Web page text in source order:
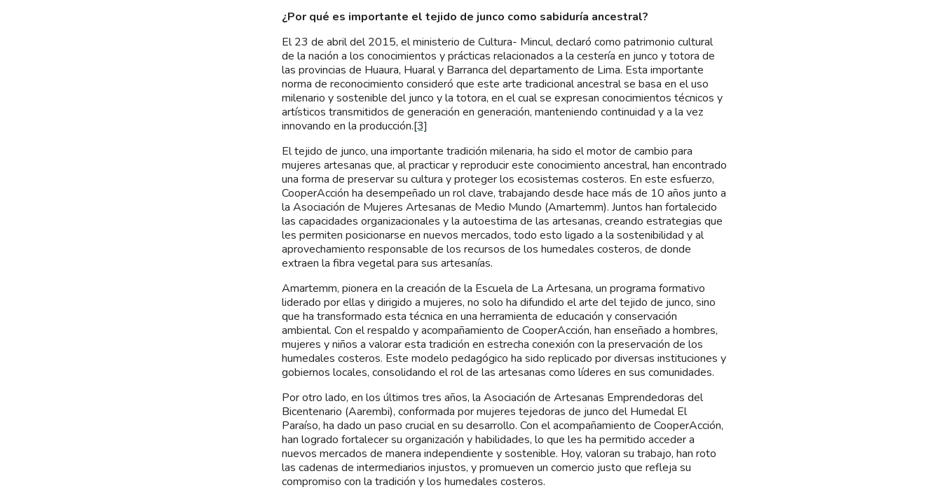
¿Por qué es importante el tejido de junco como sabiduría ancestral?
El 23 de abril del 2015, el ministerio de Cultura- Mincul, declaró como patrimonio cultural
de la nación a los conocimientos y prácticas relacionados a la cestería en junco y totora de
las provincias de Huaura, Huaral y Barranca del departamento de Lima. Esta importante
norma de reconocimiento consideró que este arte tradicional ancestral se basa en el uso
milenario y sostenible del junco y la totora, en el cual se expresan conocimientos técnicos y
artísticos transmitidos de generación en generación, manteniendo continuidad y a la vez
innovando en la producción.[3]
El tejido de junco, una importante tradición milenaria, ha sido el motor de cambio para
mujeres artesanas que, al practicar y reproducir este conocimiento ancestral, han encontrado
una forma de preservar su cultura y proteger los ecosistemas costeros. En este esfuerzo,
CooperAcción ha desempeñado un rol clave, trabajando desde hace más de 10 años junto a
la Asociación de Mujeres Artesanas de Medio Mundo (Amartemm). Juntos han fortalecido
las capacidades organizacionales y la autoestima de las artesanas, creando estrategias que
les permiten posicionarse en nuevos mercados, todo esto ligado a la sostenibilidad y al
aprovechamiento responsable de los recursos de los humedales costeros, de donde
extraen la fibra vegetal para sus artesanías.
Amartemm, pionera en la creación de la Escuela de La Artesana, un programa formativo
liderado por ellas y dirigido a mujeres, no solo ha difundido el arte del tejido de junco, sino
que ha transformado esta técnica en una herramienta de educación y conservación
ambiental. Con el respaldo y acompañamiento de CooperAcción, han enseñado a hombres,
mujeres y niños a valorar esta tradición en estrecha conexión con la preservación de los
humedales costeros. Este modelo pedagógico ha sido replicado por diversas instituciones y
gobiernos locales, consolidando el rol de las artesanas como líderes en sus comunidades.
Por otro lado, en los últimos tres años, la Asociación de Artesanas Emprendedoras del
Bicentenario (Aarembi), conformada por mujeres tejedoras de junco del Humedal El
Paraíso, ha dado un paso crucial en su desarrollo. Con el acompañamiento de CooperAcción,
han logrado fortalecer su organización y habilidades, lo que les ha permitido acceder a
nuevos mercados de manera independiente y sostenible. Hoy, valoran su trabajo, han roto
las cadenas de intermediarios injustos, y promueven un comercio justo que refleja su
compromiso con la tradición y los humedales costeros.